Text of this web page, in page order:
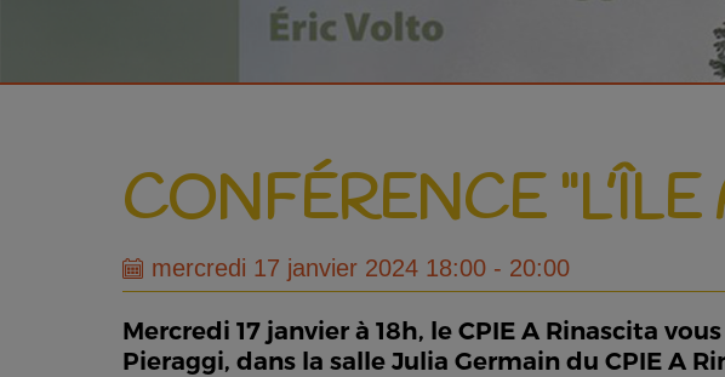
CONFÉRENCE
mercredi 17 janvier 2024 18:00 - 20:00
Mercredi 17 janvier à 18h, le CPIE A Rinascita
Pieraggi, dans la salle Julia Germain du CPIE A